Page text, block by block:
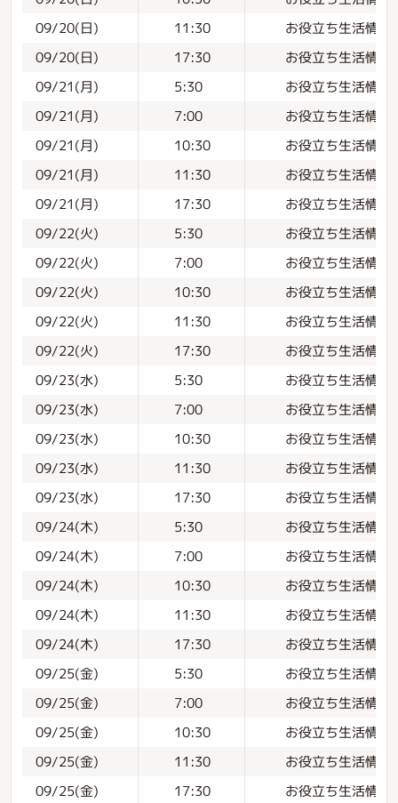
09/20(日) 11:30 お役立ち生活情報
09/20(日) 17:30 お役立ち生活情報
09/21(月) 5:30 お役立ち生活情報
09/21(月) 7:00 お役立ち生活情報
09/21(月) 10:30 お役立ち生活情報
09/21(月) 11:30 お役立ち生活情報
09/21(月) 17:30 お役立ち生活情報
09/22(火) 5:30 お役立ち生活情報
09/22(火) 7:00 お役立ち生活情報
09/22(火) 10:30 お役立ち生活情報
09/22(火) 11:30 お役立ち生活情報
09/22(火) 17:30 お役立ち生活情報
09/23(水) 5:30 お役立ち生活情報
09/23(水) 7:00 お役立ち生活情報
09/23(水) 10:30 お役立ち生活情報
09/23(水) 11:30 お役立ち生活情報
09/23(水) 17:30 お役立ち生活情報
09/24(木) 5:30 お役立ち生活情報
09/24(木) 7:00 お役立ち生活情報
09/24(木) 10:30 お役立ち生活情報
09/24(木) 11:30 お役立ち生活情報
09/24(木) 17:30 お役立ち生活情報
09/25(金) 5:30 お役立ち生活情報
09/25(金) 7:00 お役立ち生活情報
09/25(金) 10:30 お役立ち生活情報
09/25(金) 11:30 お役立ち生活情報
09/25(金) 17:30 お役立ち生活情報